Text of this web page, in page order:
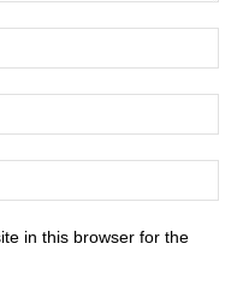
in this browser for the